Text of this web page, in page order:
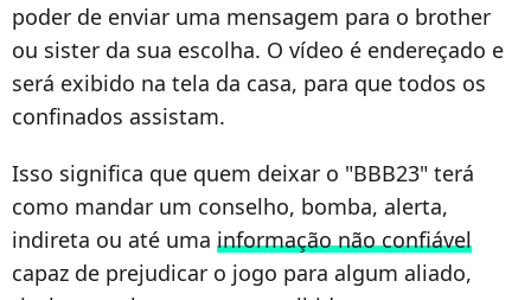
poder de enviar uma mensagem para o brother
ou sister da sua escolha. O vídeo é endereçado e
será exibido na tela da casa, para que todos os
confinados assistam.
Isso significa que quem deixar o "BBB23" terá
como mandar um conselho, bomba, alerta,
indireta ou até uma informação não confiável
capaz de prejudicar o jogo para algum aliado,